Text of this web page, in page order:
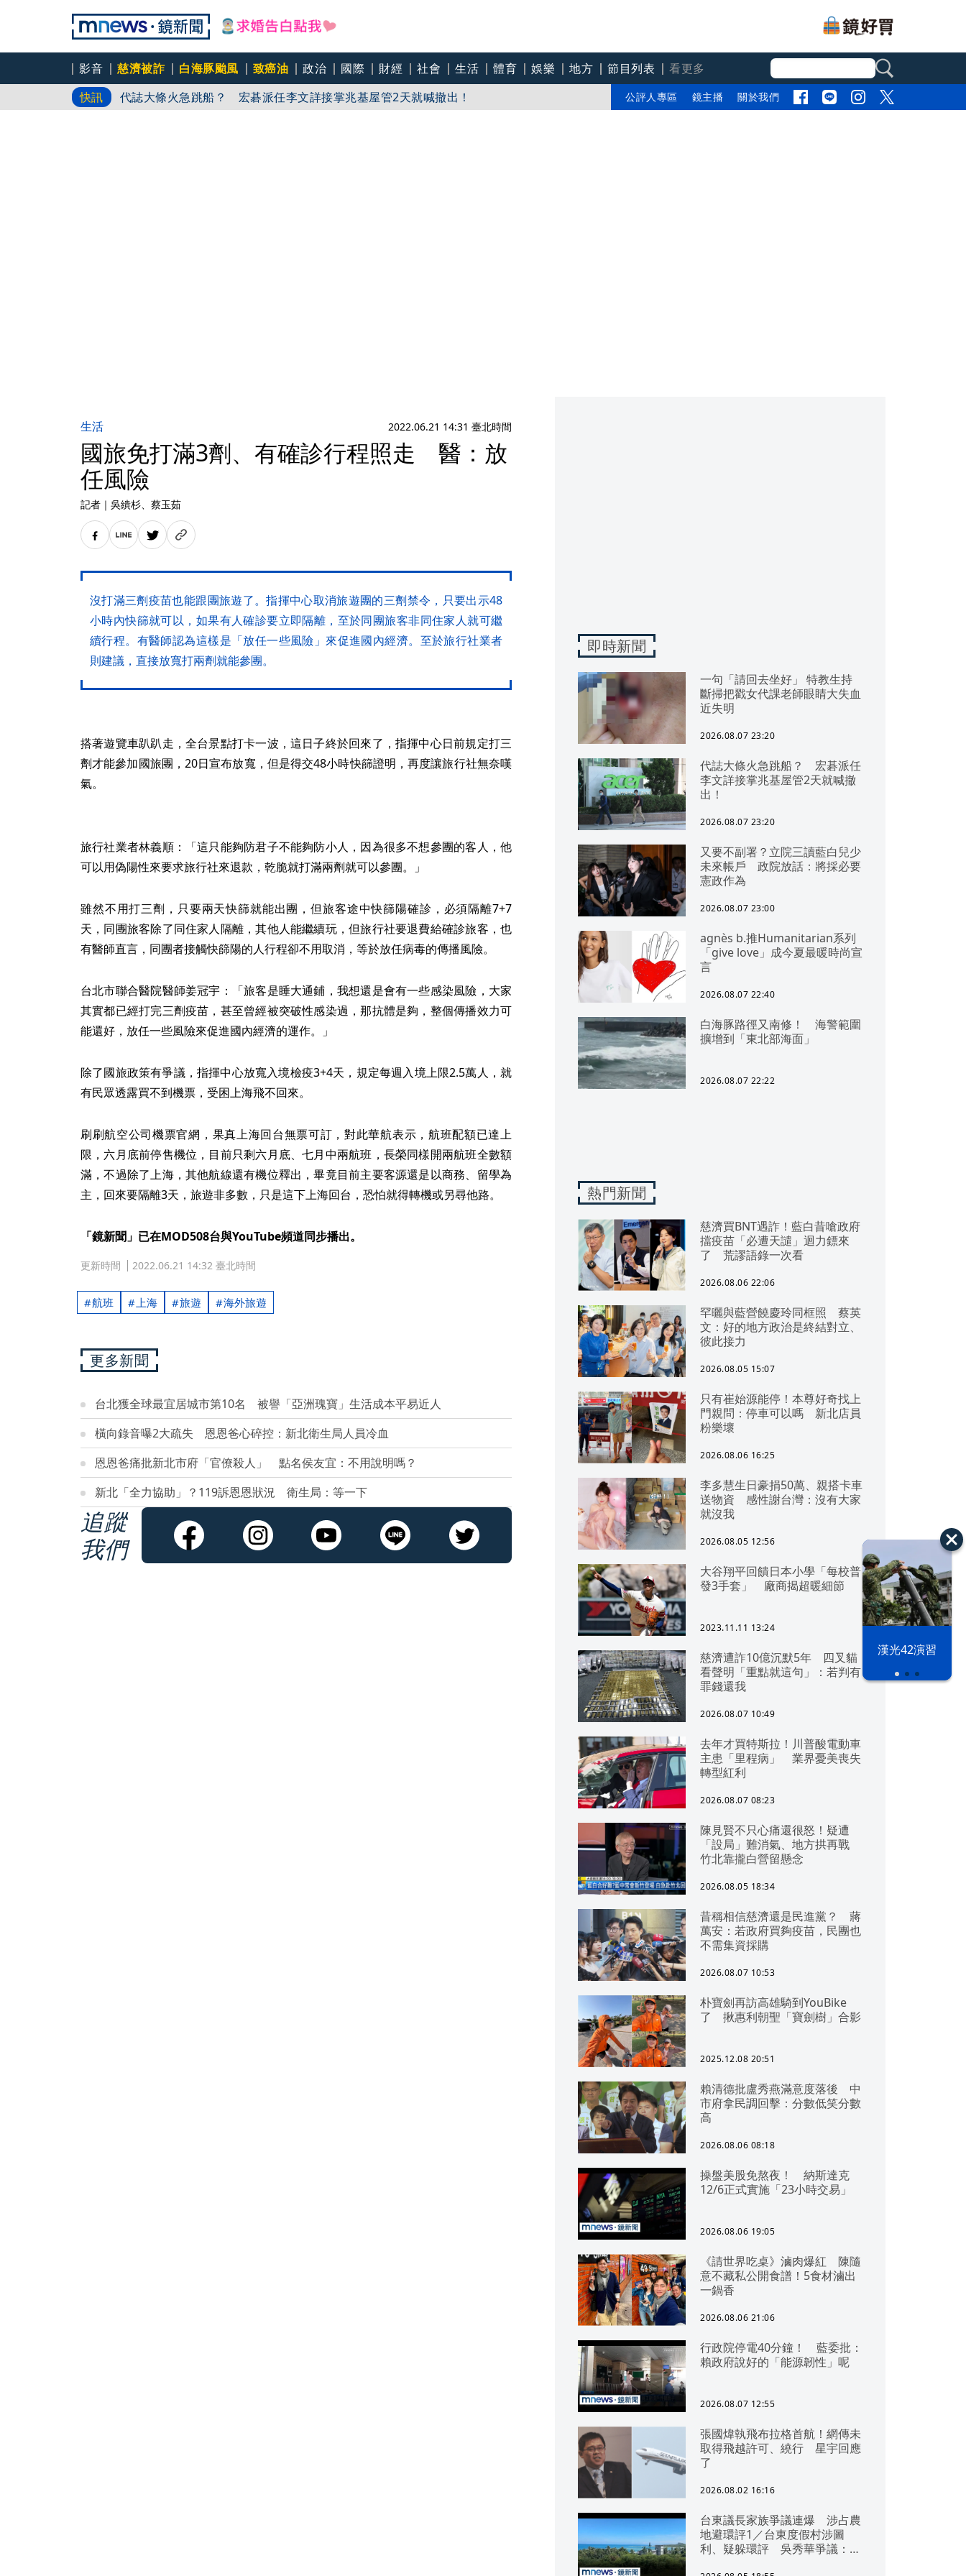
影音 慈濟被詐 白海豚颱風 致癌油 政治 國際 財經 社會 生活 體育 娛樂 地方 節目列表
看更多
快訊
一句「請回去坐好」 特教生持斷掃把戳女代課老師眼睛大失血近失明
代誌大條火急跳船？ 宏碁派任李文詳接掌兆基屋管2天就喊撤出！
公評人專區 鏡主播 關於我們
漢光42演習
生活 2022.06.21 14:31 臺北時間
國旅免打滿3劑、有確診行程照走 醫：放
任風險
記者 ｜ 吳繢杉、蔡玉茹
沒打滿三劑疫苗也能跟團旅遊了。指揮中心取消旅遊團的三劑禁令，只要出示48
小時內快篩就可以，如果有人確診要立即隔離，至於同團旅客非同住家人就可繼
續行程。有醫師認為這樣是「放任一些風險」來促進國內經濟。至於旅行社業者
則建議，直接放寬打兩劑就能參團。
搭著遊覽車趴趴走，全台景點打卡一波，這日子終於回來了，指揮中心日前規定打三
劑才能參加國旅團，20日宣布放寬，但是得交48小時快篩證明，再度讓旅行社無奈嘆
氣。
旅行社業者林義順：「這只能夠防君子不能夠防小人，因為很多不想參團的客人，他
可以用偽陽性來要求旅行社來退款，乾脆就打滿兩劑就可以參團。」
雖然不用打三劑，只要兩天快篩就能出團，但旅客途中快篩陽確診，必須隔離7+7
天，同團旅客除了同住家人隔離，其他人能繼續玩，但旅行社要退費給確診旅客，也
有醫師直言，同團者接觸快篩陽的人行程卻不用取消，等於放任病毒的傳播風險。
台北市聯合醫院醫師姜冠宇：「旅客是睡大通鋪，我想還是會有一些感染風險，大家
其實都已經打完三劑疫苗，甚至曾經被突破性感染過，那抗體是夠，整個傳播效力可
能還好，放任一些風險來促進國內經濟的運作。」
除了國旅政策有爭議，指揮中心放寬入境檢疫3+4天，規定每週入境上限2.5萬人，就
有民眾透露買不到機票，受困上海飛不回來。
刷刷航空公司機票官網，果真上海回台無票可訂，對此華航表示，航班配額已達上
限，六月底前停售機位，目前只剩六月底、七月中兩航班，長榮同樣開兩航班全數額
滿，不過除了上海，其他航線還有機位釋出，畢竟目前主要客源還是以商務、留學為
主，回來要隔離3天，旅遊非多數，只是這下上海回台，恐怕就得轉機或另尋他路。
「鏡新聞」已在MOD508台與YouTube頻道同步播出。
更新時間 2022.06.21 14:32 臺北時間
航班 上海 旅遊 海外旅遊
更多新聞
台北獲全球最宜居城市第10名 被譽「亞洲瑰寶」生活成本平易近人
橫向錄音曝2大疏失 恩恩爸心碎控：新北衛生局人員冷血
恩恩爸痛批新北市府「官僚殺人」 點名侯友宜：不用說明嗎？
新北「全力協助」？119訴恩恩狀況 衛生局：等一下
追蹤
我們
即時新聞
一句「請回去坐好」 特教生持
斷掃把戳女代課老師眼睛大失血
近失明
2026.08.07 23:20
代誌大條火急跳船？ 宏碁派任
李文詳接掌兆基屋管2天就喊撤
出！
2026.08.07 23:20
又要不副署？立院三讀藍白兒少
未來帳戶 政院放話：將採必要
憲政作為
2026.08.07 23:00
agnès b.推Humanitarian系列
「give love」成今夏最暖時尚宣
言
2026.08.07 22:40
白海豚路徑又南修！ 海警範圍
擴增到「東北部海面」
2026.08.07 22:22
熱門新聞
慈濟買BNT遇詐！藍白昔嗆政府
擋疫苗「必遭天譴」迴力鏢來
了 荒謬語錄一次看
2026.08.06 22:06
罕曬與藍營饒慶玲同框照 蔡英
文：好的地方政治是終結對立、
彼此接力
2026.08.05 15:07
只有崔始源能停！本尊好奇找上
門親問：停車可以嗎 新北店員
粉樂壞
2026.08.06 16:25
李多慧生日豪捐50萬、親搭卡車
送物資 感性謝台灣：沒有大家
就沒我
2026.08.05 12:56
大谷翔平回饋日本小學「每校普
發3手套」 廠商揭超暖細節
2023.11.11 13:24
慈濟遭詐10億沉默5年 四叉貓
看聲明「重點就這句」：若判有
罪錢還我
2026.08.07 10:49
去年才買特斯拉！川普酸電動車
主患「里程病」 業界憂美喪失
轉型紅利
2026.08.07 08:23
陳見賢不只心痛還很怒！疑遭
「設局」難消氣、地方拱再戰
竹北靠攏白營留懸念
2026.08.05 18:34
昔稱相信慈濟還是民進黨？ 蔣
萬安：若政府買夠疫苗，民團也
不需集資採購
2026.08.07 10:53
朴寶劍再訪高雄騎到YouBike
了 揪惠利朝聖「寶劍樹」合影
2025.12.08 20:51
賴清德批盧秀燕滿意度落後 中
市府拿民調回擊：分數低笑分數
高
2026.08.06 08:18
操盤美股免熬夜！ 納斯達克
12/6正式實施「23小時交易」
2026.08.06 19:05
《請世界吃桌》滷肉爆紅 陳隨
意不藏私公開食譜！5食材滷出
一鍋香
2026.08.06 21:06
行政院停電40分鐘！ 藍委批：
賴政府說好的「能源韌性」呢
2026.08.07 12:55
張國煒執飛布拉格首航！網傳未
取得飛越許可、繞行 星宇回應
了
2026.08.02 16:16
台東議長家族爭議連爆 涉占農
地避環評1／台東度假村涉圖
利、疑躲環評 吳秀華爭議：概